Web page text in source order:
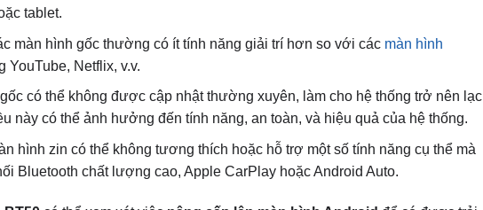
tablet.
màn hình gốc thường có ít tính năng giải trí hơn so với các màn hình
YouTube, Netflix, v.v.
có thể không được cập nhật thường xuyên, làm cho hệ thống trở nên lạc
này có thể ảnh hưởng đến tính năng, an toàn, và hiệu quả của hệ thống.
hình zin có thể không tương thích hoặc hỗ trợ một số tính năng cụ thể mà
Bluetooth chất lượng cao, Apple CarPlay hoặc Android Auto.